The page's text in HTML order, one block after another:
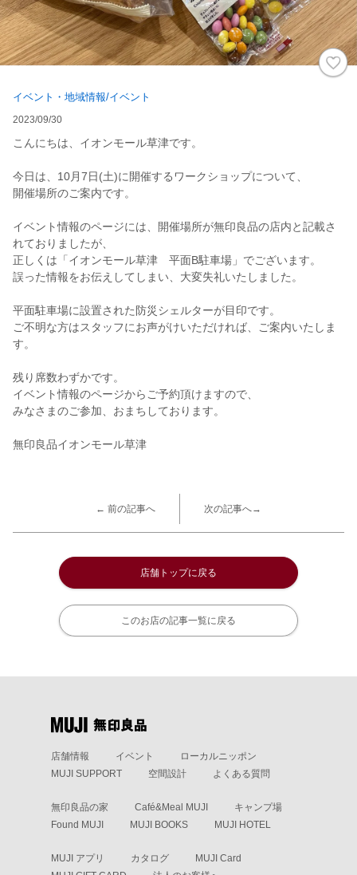
イベント・地域情報/イベント
2023/09/30
こんにちは、イオンモール草津です。
今日は、10月7日(土)に開催するワークショップについて、
開催場所のご案内です。
イベント情報のページには、開催場所が無印良品の店内と記載さ
れておりましたが、
正しくは「イオンモール草津 平面B駐車場」でございます。
誤った情報をお伝えしてしまい、大変失礼いたしました。
平面駐車場に設置された防災シェルターが目印です。
ご不明な方はスタッフにお声がけいただければ、ご案内いたしま
す。
残り席数わずかです。
イベント情報のページからご予約頂けますので、
みなさまのご参加、おまちしております。
無印良品イオンモール草津
← 前の記事へ 次の記事へ→
店舗トップに戻る
このお店の記事一覧に戻る
店舗情報 イベント
ローカルニッポン
MUJI SUPPORT
空間設計 よくある質問
無印良品の家 Café&Meal MUJI
キャンプ場
Found MUJI
MUJI BOOKS MUJI HOTEL
MUJI アプリ カタログ
MUJI Card